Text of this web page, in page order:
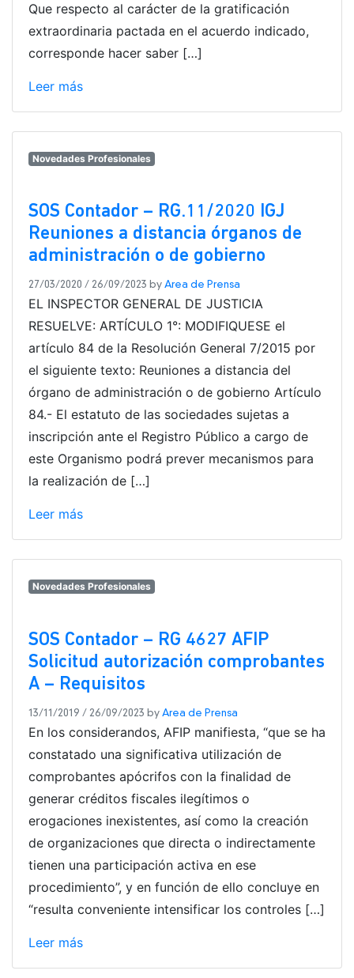
Que respecto al carácter de la gratificación
extraordinaria pactada en el acuerdo indicado,
corresponde hacer saber […]
Leer más
Novedades Profesionales
SOS Contador – RG.11/2020 IGJ
Reuniones a distancia órganos de
administración o de gobierno
27/03/2020 / 26/09/2023 by Area de Prensa
EL INSPECTOR GENERAL DE JUSTICIA
RESUELVE: ARTÍCULO 1°: MODIFIQUESE el
artículo 84 de la Resolución General 7/2015 por
el siguiente texto: Reuniones a distancia del
órgano de administración o de gobierno Artículo
84.- El estatuto de las sociedades sujetas a
inscripción ante el Registro Público a cargo de
este Organismo podrá prever mecanismos para
la realización de […]
Leer más
Novedades Profesionales
SOS Contador – RG 4627 AFIP
Solicitud autorización comprobantes
A – Requisitos
13/11/2019 / 26/09/2023 by Area de Prensa
En los considerandos, AFIP manifiesta, “que se ha
constatado una significativa utilización de
comprobantes apócrifos con la finalidad de
generar créditos fiscales ilegítimos o
erogaciones inexistentes, así como la creación
de organizaciones que directa o indirectamente
tienen una participación activa en ese
procedimiento”, y en función de ello concluye en
“resulta conveniente intensificar los controles […]
Leer más